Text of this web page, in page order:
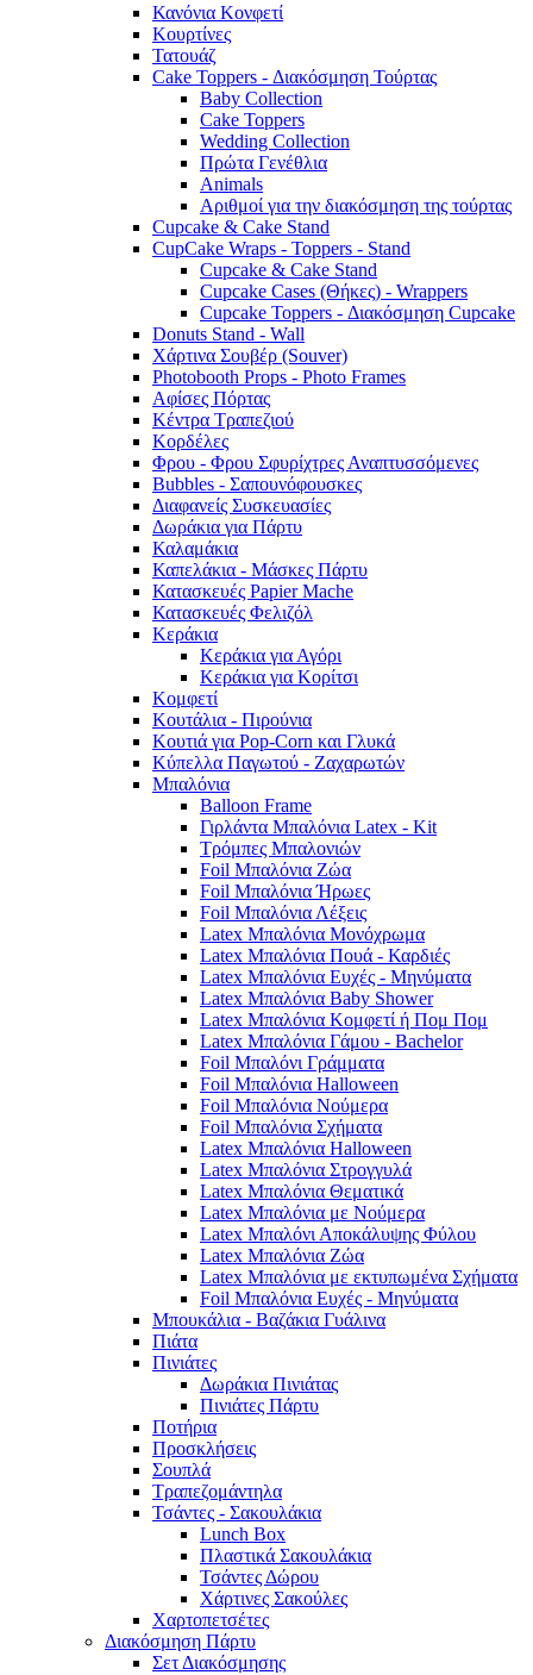
Κανόνια Κονφετί
Κουρτίνες
Τατουάζ
Cake Toppers - Διακόσμηση Τούρτας
Baby Collection
Cake Toppers
Wedding Collection
Πρώτα Γενέθλια
Animals
Αριθμοί για την διακόσμηση της τούρτας
Cupcake & Cake Stand
CupCake Wraps - Toppers - Stand
Cupcake & Cake Stand
Cupcake Cases (Θήκες) - Wrappers
Cupcake Toppers - Διακόσμηση Cupcake
Donuts Stand - Wall
Χάρτινα Σουβέρ (Souver)
Photobooth Props - Photo Frames
Αφίσες Πόρτας
Κέντρα Τραπεζιού
Κορδέλες
Φρου - Φρου Σφυρίχτρες Αναπτυσσόμενες
Bubbles - Σαπουνόφουσκες
Διαφανείς Συσκευασίες
Δωράκια για Πάρτυ
Καλαμάκια
Καπελάκια - Μάσκες Πάρτυ
Κατασκευές Papier Mache
Κατασκευές Φελιζόλ
Κεράκια
Κεράκια για Αγόρι
Κεράκια για Κορίτσι
Κομφετί
Κουτάλια - Πιρούνια
Κουτιά για Pop-Corn και Γλυκά
Κύπελλα Παγωτού - Ζαχαρωτών
Μπαλόνια
Balloon Frame
Γιρλάντα Μπαλόνια Latex - Kit
Τρόμπες Μπαλονιών
Foil Μπαλόνια Ζώα
Foil Μπαλόνια Ήρωες
Foil Μπαλόνια Λέξεις
Latex Μπαλόνια Μονόχρωμα
Latex Μπαλόνια Πουά - Καρδιές
Latex Μπαλόνια Ευχές - Μηνύματα
Latex Μπαλόνια Baby Shower
Latex Μπαλόνια Κομφετί ή Πομ Πομ
Latex Μπαλόνια Γάμου - Bachelor
Foil Μπαλόνι Γράμματα
Foil Μπαλόνια Halloween
Foil Μπαλόνια Νούμερα
Foil Μπαλόνια Σχήματα
Latex Μπαλόνια Halloween
Latex Μπαλόνια Στρογγυλά
Latex Μπαλόνια Θεματικά
Latex Μπαλόνια με Νούμερα
Latex Μπαλόνι Αποκάλυψης Φύλου
Latex Μπαλόνια Ζώα
Latex Μπαλόνια με εκτυπωμένα Σχήματα
Foil Μπαλόνια Ευχές - Μηνύματα
Μπουκάλια - Βαζάκια Γυάλινα
Πιάτα
Πινιάτες
Δωράκια Πινιάτας
Πινιάτες Πάρτυ
Ποτήρια
Προσκλήσεις
Σουπλά
Τραπεζομάντηλα
Τσάντες - Σακουλάκια
Lunch Box
Πλαστικά Σακουλάκια
Τσάντες Δώρου
Χάρτινες Σακούλες
Χαρτοπετσέτες
Διακόσμηση Πάρτυ
Σετ Διακόσμησης